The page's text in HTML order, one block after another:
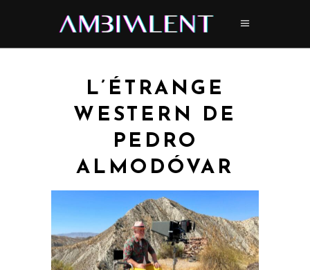
L’ÉTRANGE
WESTERN DE
PEDRO
ALMODÓVAR